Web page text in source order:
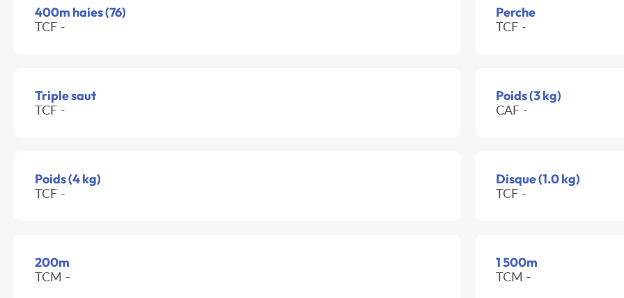
400m haies (76)
TCF -
Perche
TCF -
Triple saut
TCF -
Poids (3 kg)
CAF -
Poids (4 kg)
TCF -
Disque (1.0 kg)
TCF -
200m
TCM -
1 500m
TCM -